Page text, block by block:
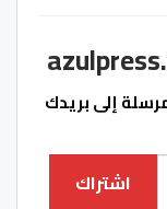
إلى بريدك
اشتراك